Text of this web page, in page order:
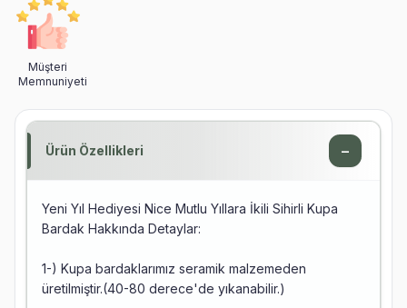
Müşteri
Memnuniyeti
Ürün Özellikleri −
Yeni Yıl Hediyesi Nice Mutlu Yıllara İkili Sihirli Kupa
Bardak Hakkında Detaylar:
1-) Kupa bardaklarımız seramik malzemeden
üretilmiştir.(40-80 derece'de yıkanabilir.)